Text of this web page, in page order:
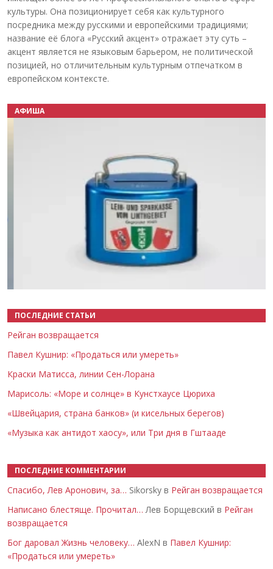
культуры. Она позиционирует себя как культурного
посредника между русскими и европейскими традициями;
название её блога «Русский акцент» отражает эту суть –
акцент является не языковым барьером, не политической
позицией, но отличительным культурным отпечатком в
европейском контексте.
АФИША
ПОСЛЕДНИЕ СТАТЬИ
Рейган возвращается
Павел Кушнир: «Продаться или умереть»
Краски Матисса, линии Сен-Лорана
Марисоль: «Море и солнце» в Кунстхаусе Цюриха
«Швейцария, страна банков» (и кисельных берегов)
«Музыка как антидот хаосу», или Три дня в Гштааде
ПОСЛЕДНИЕ КОММЕНТАРИИ
Спасибо, Лев Аронович, за… Sikorsky в Рейган возвращается
Написано блестяще. Прочитал… Лев Борщевский в Рейган
возвращается
Бог даровал Жизнь человеку… AlexN в Павел Кушнир:
«Продаться или умереть»